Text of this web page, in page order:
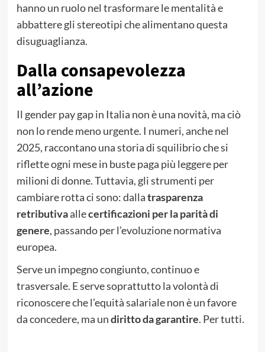
hanno un ruolo nel trasformare le mentalità e
abbattere gli stereotipi che alimentano questa
disuguaglianza.
Dalla consapevolezza
all’azione
Il gender pay gap in Italia non è una novità, ma ciò
non lo rende meno urgente. I numeri, anche nel
2025, raccontano una storia di squilibrio che si
riflette ogni mese in buste paga più leggere per
milioni di donne. Tuttavia, gli strumenti per
cambiare rotta ci sono: dallatrasparenza
retributivaallecertificazioni per la parità di
genere, passando per l’evoluzione normativa
europea.
Serve un impegno congiunto, continuo e
trasversale. E serve soprattutto la volontà di
riconoscere che l’equità salariale non è un favore
da concedere, ma undiritto da garantire. Per tutti.